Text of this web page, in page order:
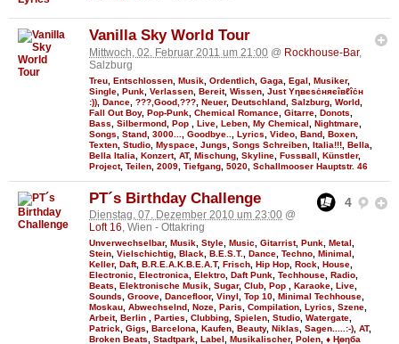
Vanilla Sky World Tour
Mittwoch, 02. Februar 2011 um 21:00 @ Rockhouse-Bar,
Salzburg
Treu Entschlossen Musik Ordentlich Gaga Egal Musiker,
Single Punk Verlassen Bereit, Wissen Just Υηвєѕċняєîвℓîċн
:)) Dance ???,Good,??? Neuer, Deutschland Salzburg World
Fall Out Boy, Pop-Punk Chemical Romance Gitarre Donots
Bass
Silbermond Pop Live Leben My Chemical Nightmare
Songs
Stand 3000... Goodbye.. Lyrics Video Band Boxen
Texten Studio Myspace Jungs Songs Schreiben Italia!!! Bella
Bella Italia
Konzert, AT, Mischung Skyline Fυѕѕвall Künstler,
Project, Teilen 2009 Tiefgang 5020 Schallmooser Hauptstr. 46
4
PT´s Birthday Challenge
Dienstag, 07. Dezember 2010 um 23:00 @
Loft 16, Wien - Ottakring
Unverwechselbar, Musik Style Music Gitarrist, Punk Metal
Stein Vielschichtig Black B.E.S.T. Dance Techno Minimal
Keller, Daft, B.R.E.A.K.B.E.A.T, Frisch Hip Hop Rock House
Electronic
Electronica Elektro Daft Punk Techhouse Radio
Beats
Elektronische Musik Sugar, Club Pop Karaoke Live
Sounds
Groove Dancefloor, Vinyl Top 10 Minimal Techhouse
Moskau Abwechselnd Noze Paris Compilation Lyrics Szene
Arbeit, Berlin Parties Clubbing Spielen Studio Watergate
Patrick Gigs Barcelona Kaufen Beauty, Niklas Sagen.....:-) AT,
Broken Beats
Stadtpark Label Musikalischer, Polen ♦ Ңөηба